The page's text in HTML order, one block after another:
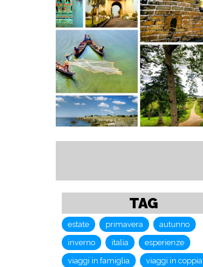
TAG
estate primavera
autunno
inverno
italia
esperienze
viaggi in famiglia
viaggi in coppia